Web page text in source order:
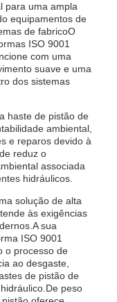
para uma ampla
equipamentos de
de fabricoO
ISO 9001
com uma
suave e uma
dos sistemas
haste de pistão de
ambiental,
e reparos devido à
reduz o
associada
hidráulicos.
solução de alta
às exigências
sua
ISO 9001
o processo de
ao desgaste,
de pistão de
peso